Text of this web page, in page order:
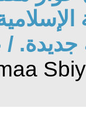
جديدة.